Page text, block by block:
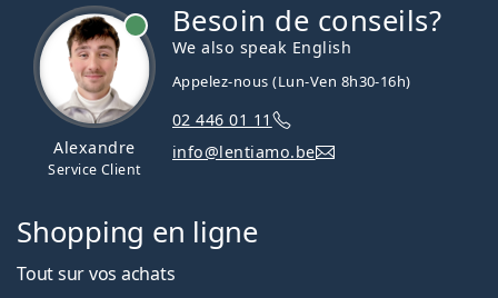
Alexandre
Service Client
Besoin de conseils?
We also speak English
Appelez-nous (Lun-Ven 8h30-16h)
02 446 01 11
info@lentiamo.be
Shopping en ligne
Tout sur vos achats